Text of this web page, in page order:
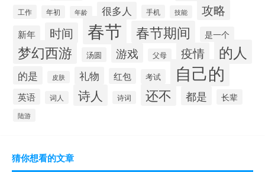
工作 年初 年龄 很多人 手机 技能 攻略
新年 时间 春节 春节期间 是一个
梦幻西游 汤圆 游戏 父母 疫情 的人
的是 皮肤 礼物 红包 考试 自己的
英语 词人 诗人 诗词 还不 都是 长辈
陆游
猜你想看的文章